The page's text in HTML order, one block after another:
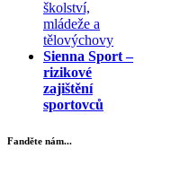
školství,
mládeže a
tělovýchovy
Sienna Sport –
rizikové
zajištění
sportovců
Fanděte nám...